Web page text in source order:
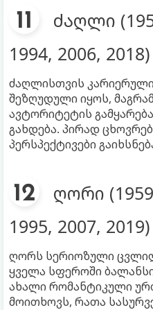
ძაღლი
1994, 2006, 2018)
ძაღლისთვის
შეზღუდული იყოს,
ავტორიტეტის
გახდება. პირად
პერსპექტივები
ღორი
1995, 2007, 2019)
ღორს სერიოზული
ყველა სფეროში
ახალი რომანტიკული
მოითხოვს, რათა